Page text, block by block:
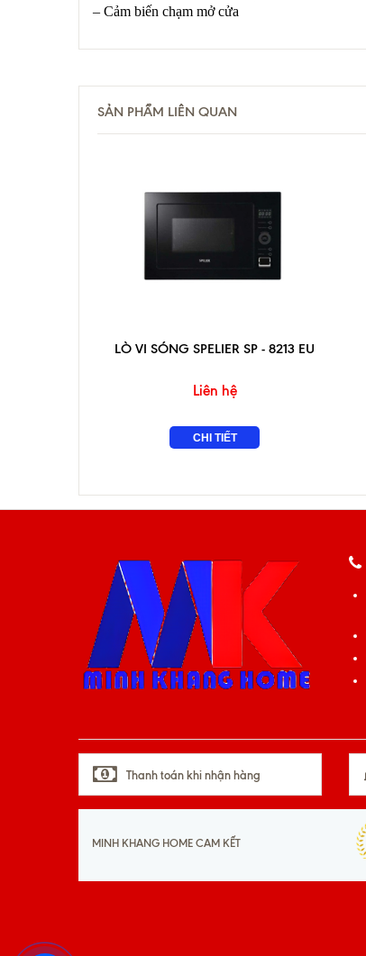
– Cảm biến chạm mở cửa
SẢN PHẨM LIÊN QUAN
LÒ VI SÓNG SPELIER SP - 8213 EU
Liên hệ
CHI TIẾT
Thanh toán khi nhận hàng
MINH KHANG HOME CAM KẾT